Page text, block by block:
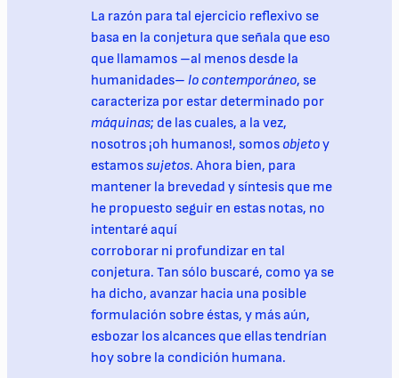
La razón para tal ejercicio reflexivo se
basa en la conjetura que señala que eso
que llamamos –al menos desde la
humanidades– lo contemporáneo, se
caracteriza por estar determinado por
máquinas; de las cuales, a la vez,
nosotros ¡oh humanos!, somos objetoy
estamossujetos. Ahora bien, para
mantener la brevedad y síntesis que me
he propuesto seguir en estas notas, no
intentaré aquí
corroborar ni profundizar en tal
conjetura. Tan sólo buscaré, como ya se
ha dicho, avanzar hacia una posible
formulación sobre éstas, y más aún,
esbozar los alcances que ellas tendrían
hoy sobre la condición humana.